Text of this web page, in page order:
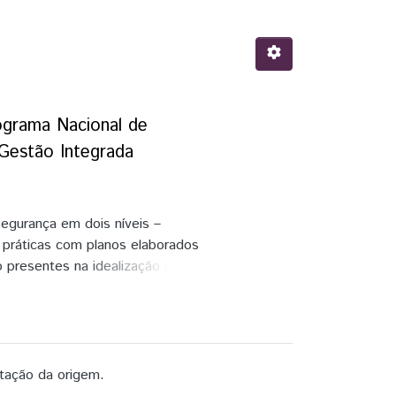
Nacional de
Integrada
em dois níveis –
com planos elaborados
na idealização do
investigada uma instituição
de estratégias de
da origem.